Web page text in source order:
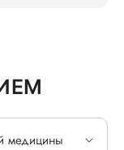
медицины